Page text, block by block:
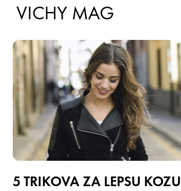
VICHY MAG
5 TRIKOVA ZA LEPŠU KOŽU